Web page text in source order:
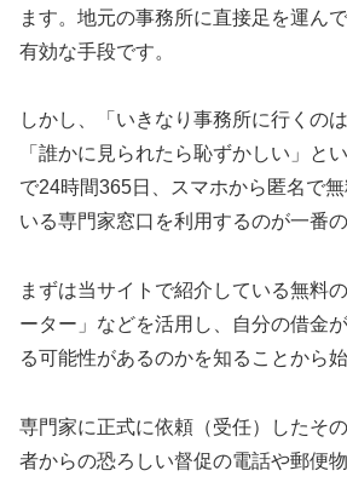
ます。地元の事務所に直接足を運ん
有効な手段です。
しかし、「いきなり事務所に行くの
「誰かに見られたら恥ずかしい」と
で24時間365日、スマホから匿名で
いる専門家窓口を利用するのが一番の
まずは当サイトで紹介している無料
ーター」などを活用し、自分の借金
る可能性があるのかを知ることから
専門家に正式に依頼（受任）したそ
者からの恐ろしい督促の電話や郵便